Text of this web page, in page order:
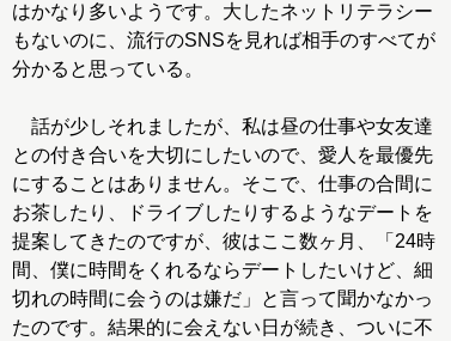
はかなり多いようです。大したネットリテラシー
もないのに、流行のSNSを見れば相手のすべてが
分かると思っている。
話が少しそれましたが、私は昼の仕事や女友達
との付き合いを大切にしたいので、愛人を最優先
にすることはありません。そこで、仕事の合間に
お茶したり、ドライブしたりするようなデートを
提案してきたのですが、彼はここ数ヶ月、「24時
間、僕に時間をくれるならデートしたいけど、細
切れの時間に会うのは嫌だ」と言って聞かなかっ
たのです。結果的に会えない日が続き、ついに不